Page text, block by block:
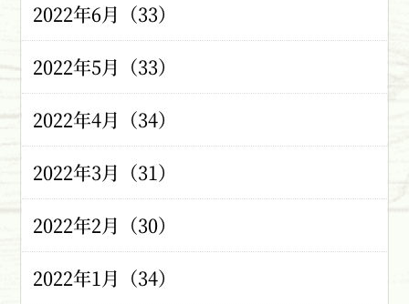
2022年6月（33）
2022年5月（33）
2022年4月（34）
2022年3月（31）
2022年2月（30）
2022年1月（34）